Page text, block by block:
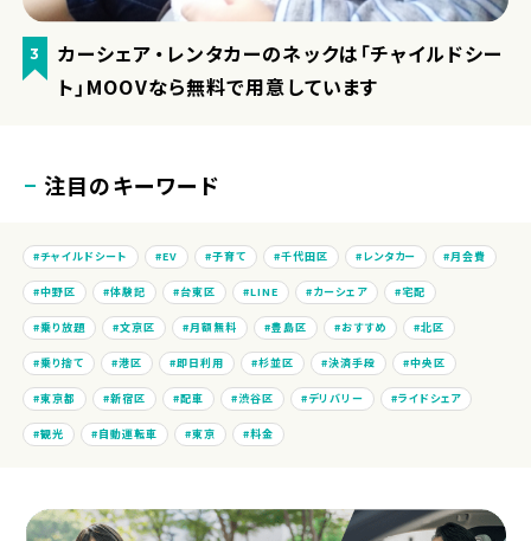
3
カーシェア・レンタカーのネックは「チャイルドシー
ト」MOOVなら無料で用意しています
注目のキーワード
チャイルドシート EV 子育て 千代田区 レンタカー 月会費
中野区 体験記 台東区 LINE カーシェア 宅配
乗り放題 文京区 月額無料 豊島区 おすすめ 北区
乗り捨て 港区 即日利用 杉並区 決済手段 中央区
東京都 新宿区 配車 渋谷区 デリバリー ライドシェア
観光 自動運転車 東京 料金